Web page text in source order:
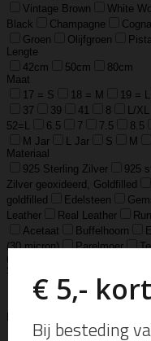
Vintage Brown
White
Black
Champagne
Groen
Olijfgroen
Lengte
42cm
50cm
80cm
Maat
17 = S
18 = M 19 = L
37
39 41 8 L/XL
52=L
6.5 7 7.5 8.5
M Jar
L Jar S M
Materiaal
925 Sterling Zilver
925
Zilver geoxideerd, Goldfilled
goldfilled
Edelsteen
Leather
Real Leather
Acetaat
Buffelhoorn
(30 micron)
Parelmoer
(15 micron)
Soort
Accessoires
Armband
Avondtasje
Bandana
Bowlingtas
Clutch
Creditcard Houder